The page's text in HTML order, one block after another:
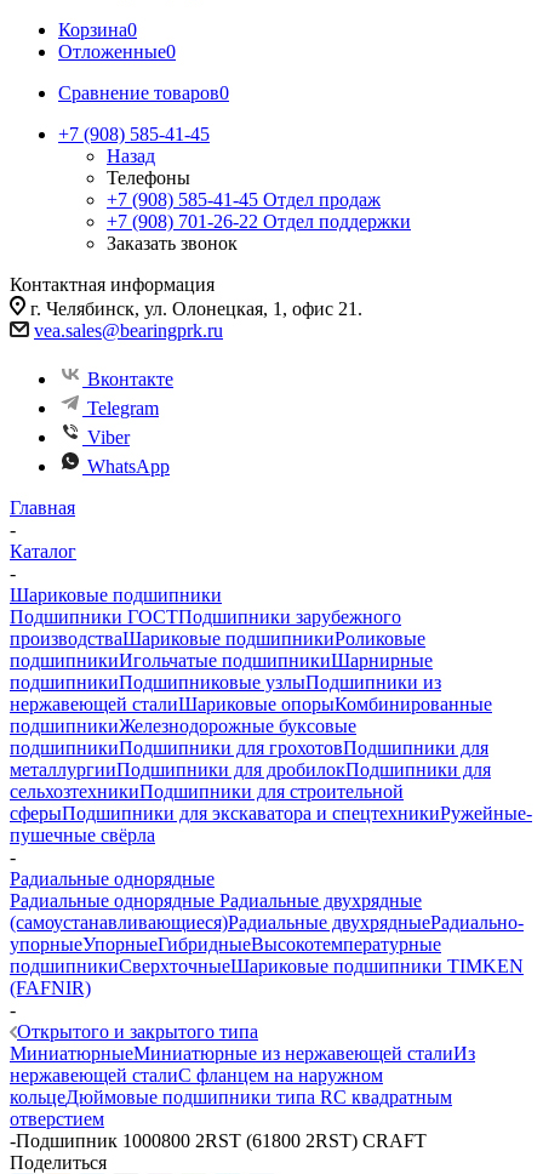
Корзина0
Отложенные0
Сравнение товаров0
+7 (908) 585-41-45
Назад
Телефоны
+7 (908) 585-41-45 Отдел продаж
+7 (908) 701-26-22 Отдел поддержки
Заказать звонок
Контактная информация
г. Челябинск, ул. Олонецкая, 1, офис 21.
vea.sales@bearingprk.ru
Вконтакте
Telegram
Viber
WhatsApp
Главная
-
Каталог
-
Шариковые подшипники
Подшипники ГОСТПодшипники зарубежного
производстваШариковые подшипникиРоликовые
подшипникиИгольчатые подшипникиШарнирные
подшипникиПодшипниковые узлыПодшипники из
нержавеющей сталиШариковые опорыКомбинированные
подшипникиЖелезнодорожные буксовые
подшипникиПодшипники для грохотовПодшипники для
металлургииПодшипники для дробилокПодшипники для
сельхозтехникиПодшипники для строительной
сферыПодшипники для экскаватора и спецтехникиРужейные-
пушечные свёрла
-
Радиальные однорядные
Радиальные однорядные Радиальные двухрядные
(самоустанавливающиеся)Радиальные двухрядныеРадиально-
упорныеУпорныеГибридныеВысокотемпературные
подшипникиСверхточныеШариковые подшипники TIMKEN
(FAFNIR)
-
Открытого и закрытого типа
МиниатюрныеМиниатюрные из нержавеющей сталиИз
нержавеющей сталиС фланцем на наружном
кольцеДюймовые подшипники типа RС квадратным
отверстием
-Подшипник 1000800 2RST (61800 2RST) CRAFT
Поделиться